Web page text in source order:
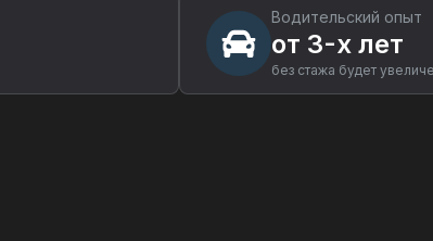
Водительский опыт
от 3-х лет
без стажа будет